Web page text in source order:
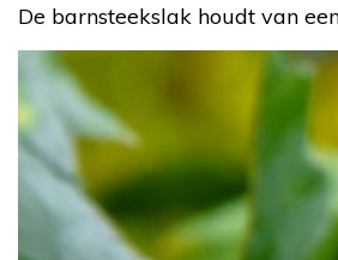
De barnsteekslak houdt van